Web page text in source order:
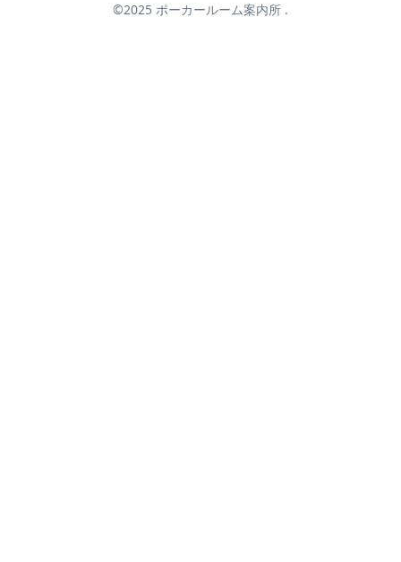
©2025 ポーカールーム案内所 .